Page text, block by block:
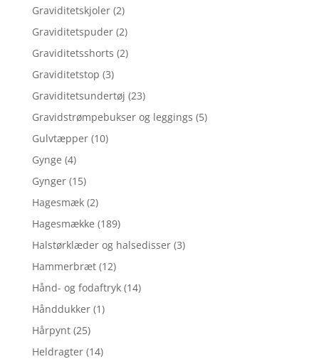
Graviditetskjoler (2)
Graviditetspuder (2)
Graviditetsshorts (2)
Graviditetstop (3)
Graviditetsundertøj (23)
Gravidstrømpebukser og leggings (5)
Gulvtæpper (10)
Gynge (4)
Gynger (15)
Hagesmæk (2)
Hagesmække (189)
Halstørklæder og halsedisser (3)
Hammerbræt (12)
Hånd- og fodaftryk (14)
Hånddukker (1)
Hårpynt (25)
Heldragter (14)